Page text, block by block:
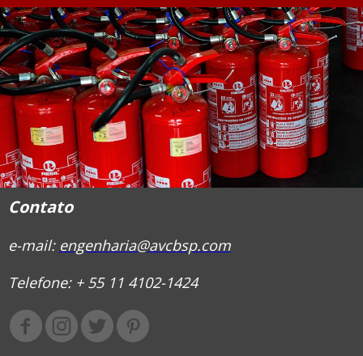
Contato
e-mail: engenharia@avcbsp.com
Telefone: + 55 11 4102-1424